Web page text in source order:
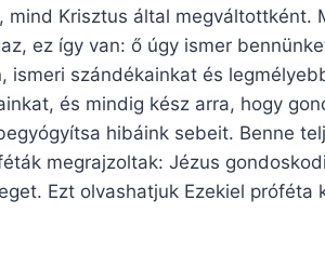
Krisztus által megváltottként.
ez így van: ő úgy ismer
ismeri szándékainkat és
és mindig kész arra, hogy
hibáink sebeit. Benne
megrajzoltak: Jézus
Ezt olvashatjuk Ezekiel próféta